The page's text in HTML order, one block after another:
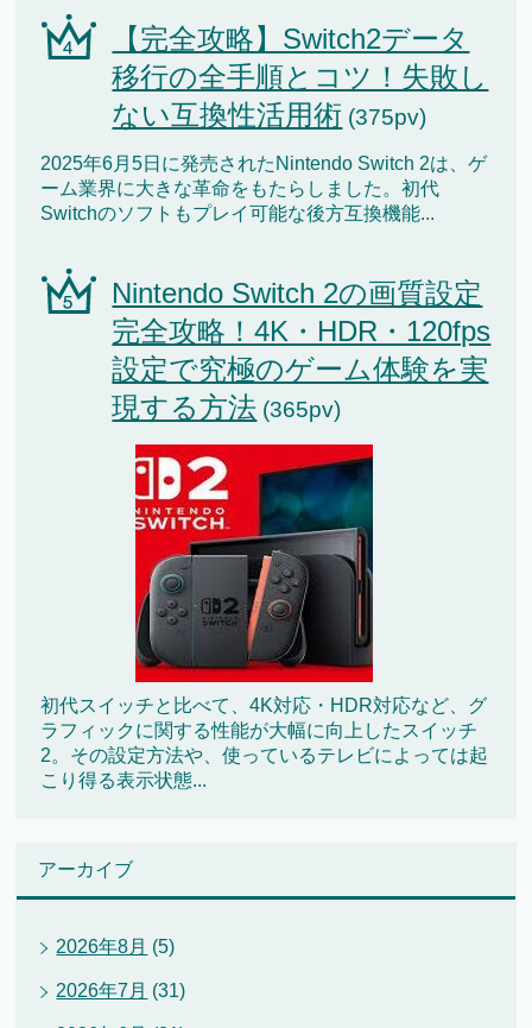
【完全攻略】Switch2データ
移行の全手順とコツ！失敗し
ない互換性活用術 (375pv)
2025年6月5日に発売されたNintendo Switch 2は、ゲ
ーム業界に大きな革命をもたらしました。初代
Switchのソフトもプレイ可能な後方互換機能...
Nintendo Switch 2の画質設定
完全攻略！4K・HDR・120fps
設定で究極のゲーム体験を実
現する方法 (365pv)
初代スイッチと比べて、4K対応・HDR対応など、グ
ラフィックに関する性能が大幅に向上したスイッチ
2。その設定方法や、使っているテレビによっては起
こり得る表示状態...
アーカイブ
2026年8月 (5)
2026年7月 (31)